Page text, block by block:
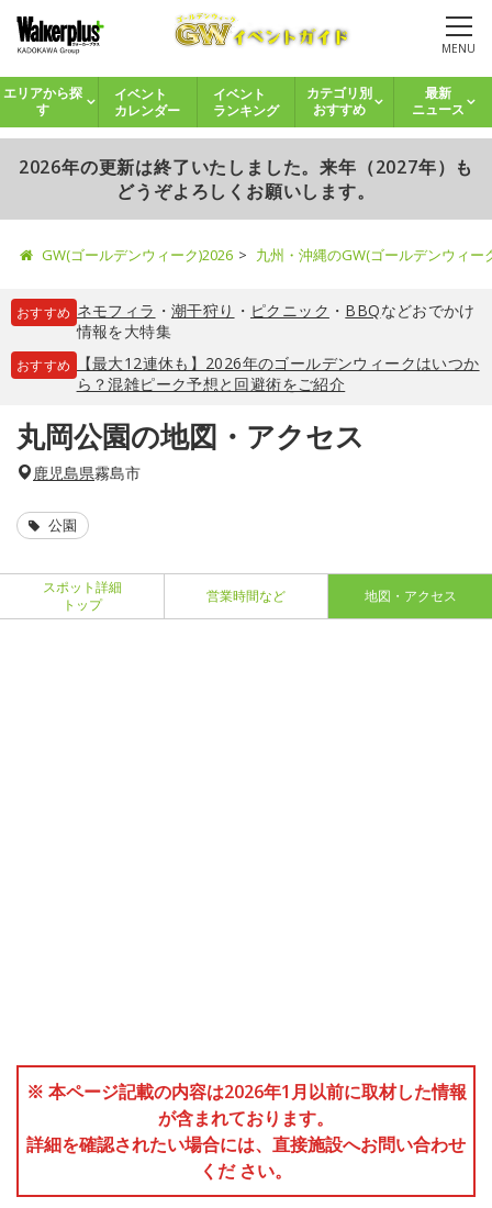
MENU
エリアから探
す
イベント
カレンダー
イベント
ランキング
カテゴリ別
おすすめ
最新
ニュース
2026年の更新は終了いたしました。来年（2027年）も
どうぞよろしくお願いします。
GW(ゴールデンウィーク)2026 九州・沖縄のGW(ゴールデンウィ
おすすめ ネモフィラ ・ 潮干狩り ・ ピクニック ・ BBQなどおでかけ
情報を大特集
おすすめ
【最大12連休も】2026年のゴールデンウィークはいつか
ら？混雑ピーク予想と回避術をご紹介
丸岡公園の地図・アクセス
鹿児島県霧島市
公園
スポット詳細
トップ
営業時間など 地図・アクセス
※ 本ページ記載の内容は2026年1月以前に取材した情報
が含まれております。
詳細を確認されたい場合には、直接施設へお問い合わせ
くだ さい。